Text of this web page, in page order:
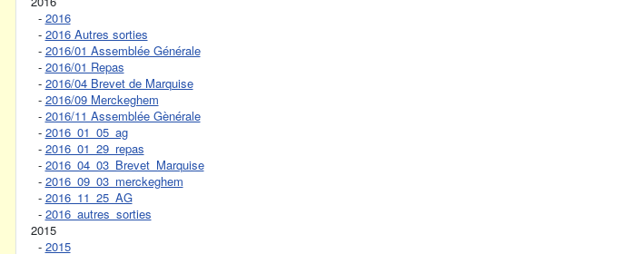
- 2016
- 2016 Autres sorties
- 2016/01 Assemblée Générale
- 2016/01 Repas
- 2016/04 Brevet de Marquise
- 2016/09 Merckeghem
- 2016/11 Assemblée Gènérale
- 2016_01_05_ag
- 2016_01_29_repas
- 2016_04_03_Brevet_Marquise
- 2016_09_03_merckeghem
- 2016_11_25_AG
- 2016_autres_sorties
2015
- 2015